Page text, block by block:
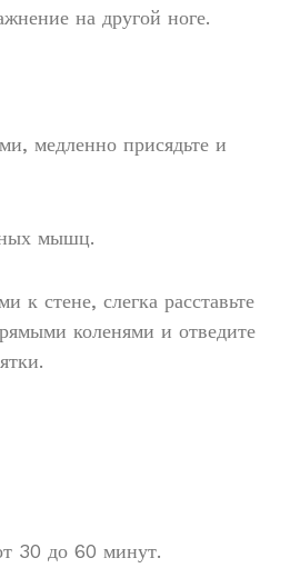
на другой ноге.
медленно присядьте и
мышц.
к стене, слегка расставьте
коленями и отведите
30 до 60 минут.